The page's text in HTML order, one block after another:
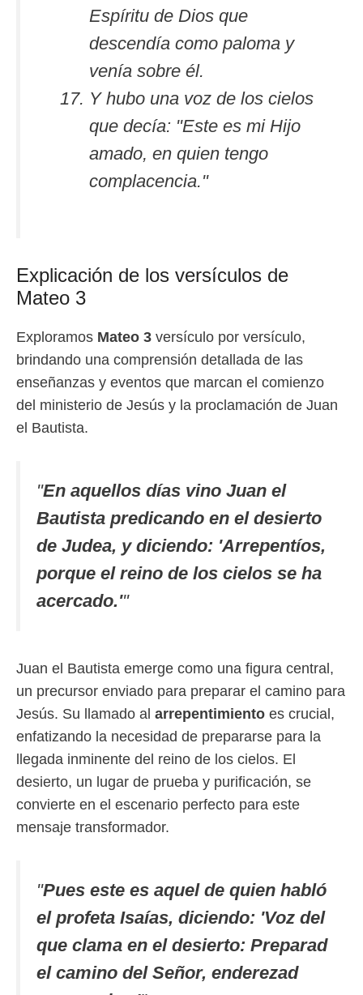
Espíritu de Dios que
descendía como paloma y
venía sobre él.
Y hubo una voz de los cielos
que decía: "Este es mi Hijo
amado, en quien tengo
complacencia."
Explicación de los versículos de
Mateo 3
Exploramos Mateo 3 versículo por versículo,
brindando una comprensión detallada de las
enseñanzas y eventos que marcan el comienzo
del ministerio de Jesús y la proclamación de Juan
el Bautista.
"En aquellos días vino Juan el
Bautista predicando en el desierto
de Judea, y diciendo: 'Arrepentíos,
porque el reino de los cielos se ha
acercado.'"
Juan el Bautista emerge como una figura central,
un precursor enviado para preparar el camino para
Jesús. Su llamado al arrepentimiento es crucial,
enfatizando la necesidad de prepararse para la
llegada inminente del reino de los cielos. El
desierto, un lugar de prueba y purificación, se
convierte en el escenario perfecto para este
mensaje transformador.
"Pues este es aquel de quien habló
el profeta Isaías, diciendo: 'Voz del
que clama en el desierto: Preparad
el camino del Señor, enderezad